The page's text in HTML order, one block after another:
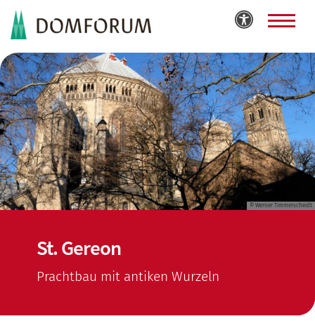
Zum Inhalt springen
© Werner Timmerscheidt
St. Gereon
Prachtbau mit antiken Wurzeln